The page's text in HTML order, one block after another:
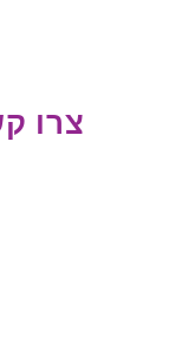
צרו